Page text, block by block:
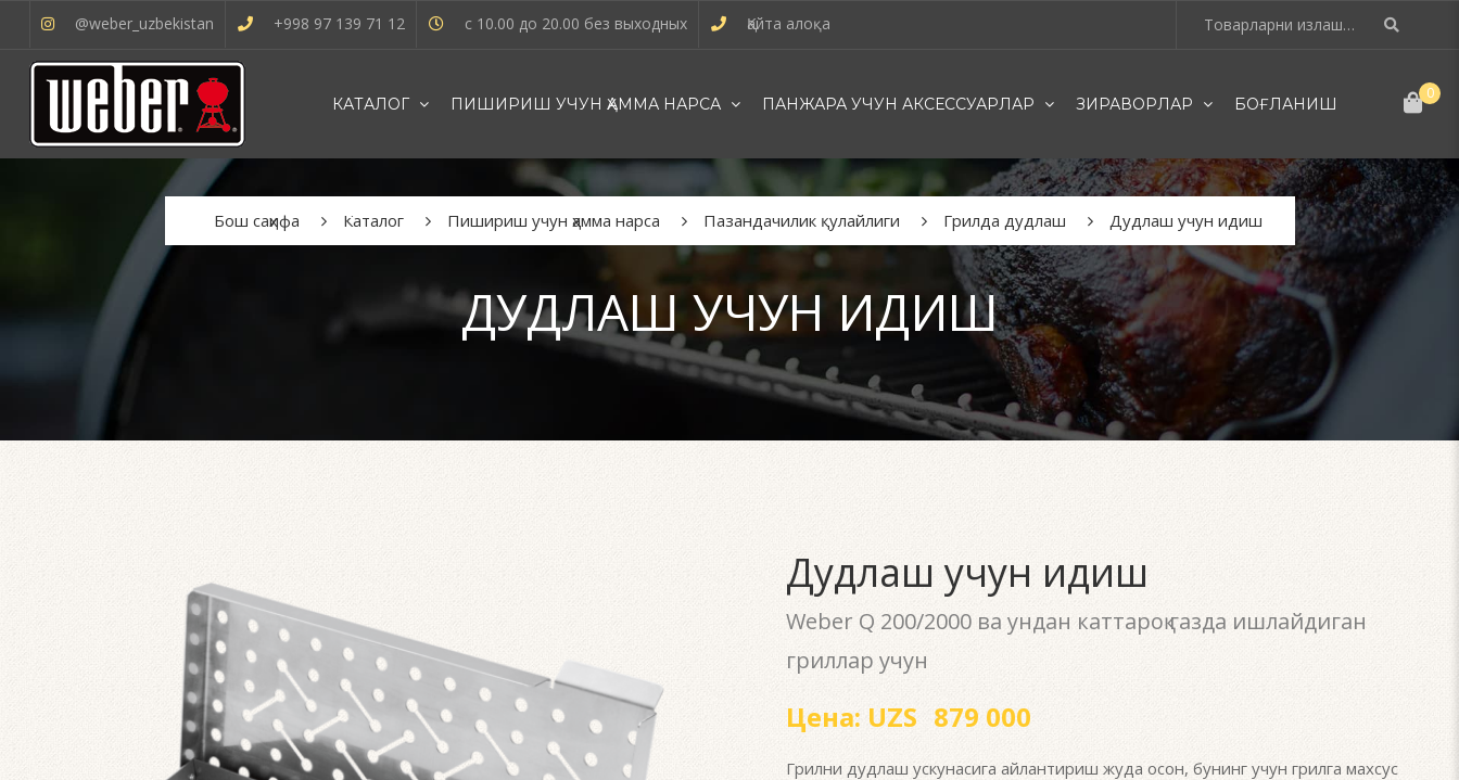
@weber_uzbekistan +998 97 139 71 12 с 10.00 до 20.00 без выходных Қайта алоқа
КАТАЛОГ ПИШИРИШ УЧУН ҲАММА НАРСА ПАНЖАРА УЧУН АКСЕССУАРЛАР ЗИРАВОРЛАР БОҒЛАНИШ
OʻZBEK
0
ДУДЛАШ УЧУН ИДИШ
Бош саҳифа Каталог Пишириш учун ҳамма нарса Пазандачилик қулайлиги Грилда дудлаш Дудлаш учун идиш
Дудлаш учун идиш
Weber Q 200/2000 ва ундан каттароқ газда ишлайдиган
гриллар учун
Цена: UZS 879 000
Грилни дудлаш ускунасига айлантириш жуда осон, бунинг учун грилга махсус